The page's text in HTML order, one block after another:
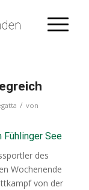
/ von
Fühlinger See
des
Wochenende
von der